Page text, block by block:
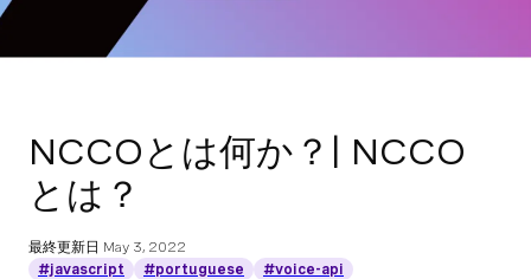
NCCOとは何か？| NCCO
とは？
最終更新日 May 3, 2022
#javascript
#portuguese
#voice-api